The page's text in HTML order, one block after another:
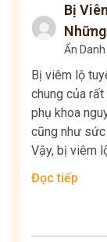
Bị
Ẩn Danh
Bị viêm lộ
chung của rất
phụ khoa
cũng như
Vậy, bị viêm
Đọc tiếp